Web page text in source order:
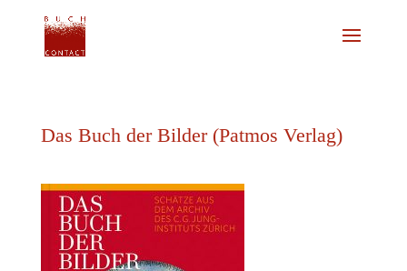
Das Buch der Bilder (Patmos Verlag)